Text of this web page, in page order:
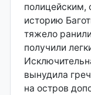
полицейским,
историю
тяжело
получили
вынудила
на остров